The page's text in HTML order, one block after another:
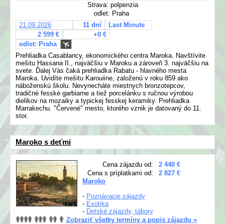
Strava: polpenzia
odlet: Praha
21.09.2026
11 dní
Last Minute
2 599 €
+0 €
odlet: Praha
Prehliadka Casablancy, ekonomického centra Maroka. Navštívite
mešitu Hassana II., najväčšiu v Maroku a zároveň 3. najväčšiu na
svete. Ďalej Vás čaká prehliadka Rabatu - hlavného mesta
Maroka. Uvidíte mešitu Karouiine, založenú v roku 859 ako
náboženskú školu. Nevynecháte miestnych bronzotepcov,
tradičné fesské garbiarne a tiež porcelánku s ručnou výrobou
dielikov na mozaiky a typickej fesskej keramiky. Prehliadka
Marrakechu. "Červené" mesto, ktorého vznik je datovaný do 11.
stor.
Maroko s deťmi
Cena zájazdu od:
2 440 €
Cena s príplatkami od:
2 827 €
Maroko
- Poznávacie zájazdy
- Exotika
- Detské zájazdy, tábory
Zobraziť všetky termíny a popis zájazdu »